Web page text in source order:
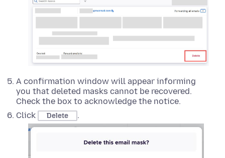
A confirmation window will appear informing
you that deleted masks cannot be recovered.
Check the box to acknowledge the notice.
Click
Delete .